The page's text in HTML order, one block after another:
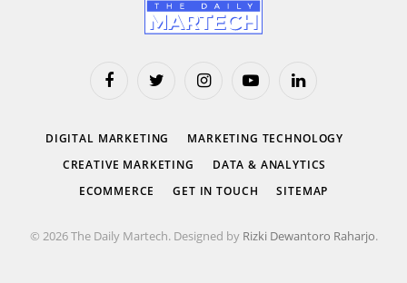
FacebookTwitter InstagramYouTubeLinkedIn
DIGITAL MARKETING
MARKETING TECHNOLOGY
CREATIVE MARKETING
DATA & ANALYTICS
ECOMMERCE
GET IN TOUCH SITEMAP
© 2026 The Daily Martech. Designed by Rizki Dewantoro Raharjo.